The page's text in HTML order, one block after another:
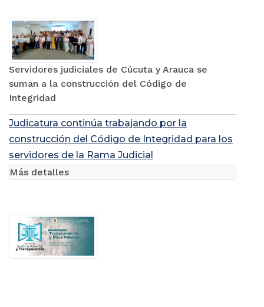
Servidores judiciales de Cúcuta y Arauca se
suman a la construcción del Código de
Integridad
Judicatura continúa trabajando por la
construcción del Código de Integridad para los
servidores de la Rama Judicial
Más detalles